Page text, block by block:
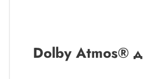
Dolby Atmos®